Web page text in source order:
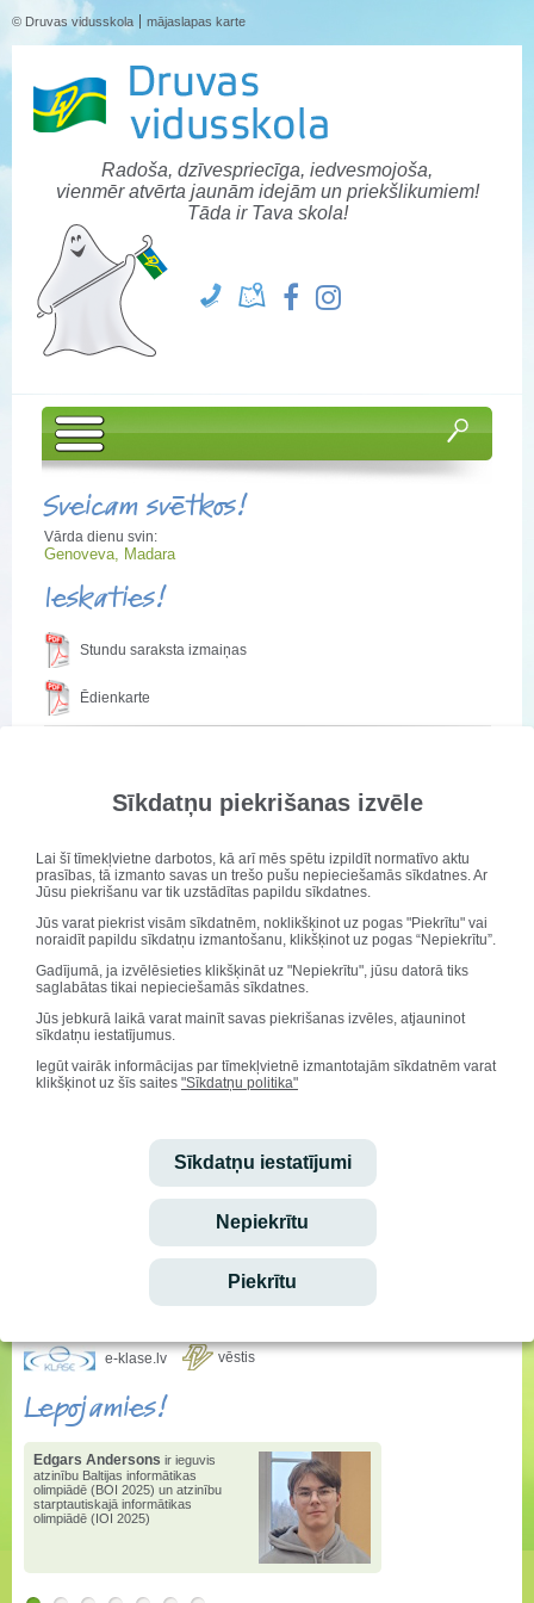
Sīkdatņu piekrišanas izvēle
Lai šī tīmekļvietne darbotos, kā arī mēs spētu izpildīt normatīvo aktu
prasības, tā izmanto savas un trešo pušu nepieciešamās sīkdatnes. Ar
Jūsu piekrišanu var tik uzstādītas papildu sīkdatnes.
Jūs varat piekrist visām sīkdatnēm, noklikšķinot uz pogas "Piekrītu" vai
noraidīt papildu sīkdatņu izmantošanu, klikšķinot uz pogas “Nepiekrītu”.
Gadījumā, ja izvēlēsieties klikšķināt uz "Nepiekrītu", jūsu datorā tiks
saglabātas tikai nepieciešamās sīkdatnes.
Jūs jebkurā laikā varat mainīt savas piekrišanas izvēles, atjauninot
sīkdatņu iestatījumus.
Iegūt vairāk informācijas par tīmekļvietnē izmantotajām sīkdatnēm varat
klikšķinot uz šīs saites "Sīkdatņu politika"
Sīkdatņu iestatījumi
Nepiekrītu
Piekrītu
© Druvas vidusskola mājaslapas karte
Radoša, dzīvespriecīga, iedvesmojoša,
vienmēr atvērta jaunām idejām un priekšlikumiem!
Tāda ir Tava skola!
Sveicam svētkos!
Vārda dienu svin:
Genoveva, Madara
Ieskaties!
Stundu saraksta izmaiņas
Ēdienkarte
Publicēts: 28. septembris 2023
Genoveva, Madara
e-klase.lv vēstis
Lepojamies!
Edgars Andersons ir ieguvis
atzinību Baltijas informātikas
olimpiādē (BOI 2025) un atzinību
starptautiskajā informātikas
olimpiādē (IOI 2025)